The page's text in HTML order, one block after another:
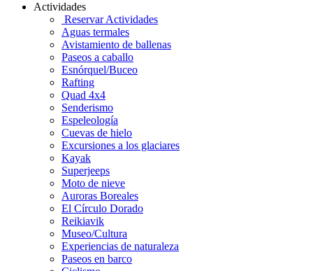
Actividades
Reservar Actividades
Aguas termales
Avistamiento de ballenas
Paseos a caballo
Esnórquel/Buceo
Rafting
Quad 4x4
Senderismo
Espeleología
Cuevas de hielo
Excursiones a los glaciares
Kayak
Superjeeps
Moto de nieve
Auroras Boreales
El Círculo Dorado
Reikiavik
Museo/Cultura
Experiencias de naturaleza
Paseos en barco